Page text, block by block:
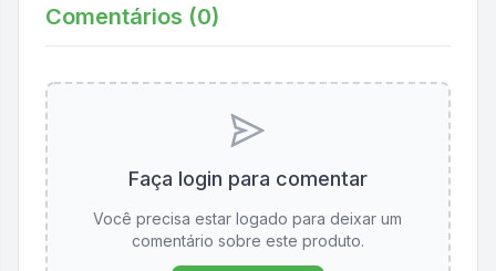
Comentários (0)
Faça login para comentar
Você precisa estar logado para deixar um
comentário sobre este produto.